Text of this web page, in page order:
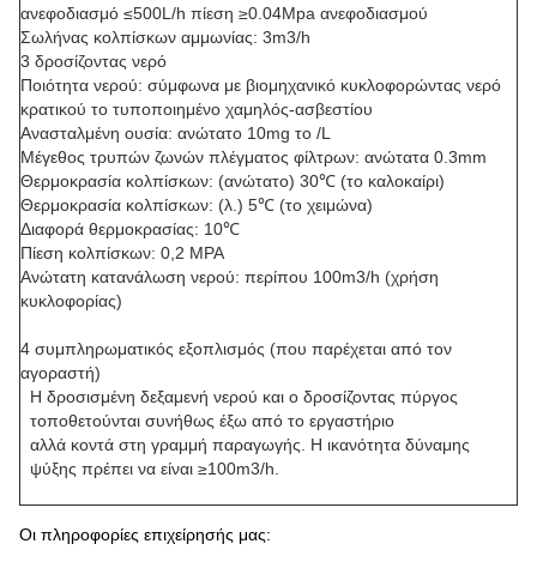
ανεφοδιασμό ≤500L/h πίεση ≥0.04Mpa ανεφοδιασμού
Σωλήνας κολπίσκων αμμωνίας: 3m3/h
3 δροσίζοντας νερό
Ποιότητα νερού: σύμφωνα με βιομηχανικό κυκλοφορώντας νερό
κρατικού το τυποποιημένο χαμηλός-ασβεστίου
Ανασταλμένη ουσία: ανώτατο 10mg το /L
Μέγεθος τρυπών ζωνών πλέγματος φίλτρων: ανώτατα 0.3mm
Θερμοκρασία κολπίσκων: (ανώτατο) 30℃ (το καλοκαίρι)
Θερμοκρασία κολπίσκων: (λ.) 5℃ (το χειμώνα)
Διαφορά θερμοκρασίας: 10℃
Πίεση κολπίσκων: 0,2 MPA
Ανώτατη κατανάλωση νερού: περίπου 100m3/h (χρήση
κυκλοφορίας)
4 συμπληρωματικός εξοπλισμός (που παρέχεται από τον
αγοραστή)
Η δροσισμένη δεξαμενή νερού και ο δροσίζοντας πύργος
τοποθετούνται συνήθως έξω από το εργαστήριο
αλλά κοντά στη γραμμή παραγωγής. Η ικανότητα δύναμης
ψύξης πρέπει να είναι ≥100m3/h.
Οι πληροφορίες επιχείρησής μας: